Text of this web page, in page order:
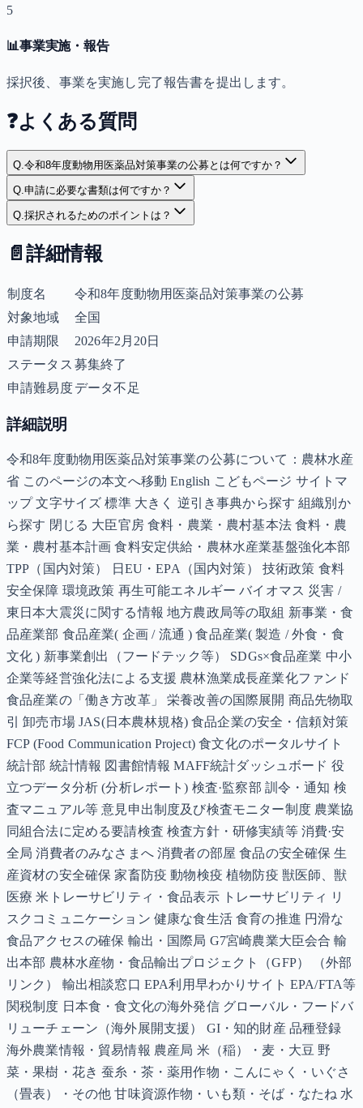
5
📊事業実施・報告
採択後、事業を実施し完了報告書を提出します。
❓よくある質問
Q.令和8年度動物用医薬品対策事業の公募とは何ですか？
Q.申請に必要な書類は何ですか？
Q.採択されるためのポイントは？
📄 詳細情報
制度名
令和8年度動物用医薬品対策事業の公募
対象地域
全国
申請期限
2026年2月20日
ステータス 募集終了
申請難易度データ不足
詳細説明
令和8年度動物用医薬品対策事業の公募について：農林水産
省 このページの本文へ移動 English こどもページ サイトマ
ップ 文字サイズ 標準 大きく 逆引き事典から探す 組織別か
ら探す 閉じる 大臣官房 食料・農業・農村基本法 食料・農
業・農村基本計画 食料安定供給・農林水産業基盤強化本部
TPP（国内対策） 日EU・EPA（国内対策） 技術政策 食料
安全保障 環境政策 再生可能エネルギー バイオマス 災害 /
東日本大震災に関する情報 地方農政局等の取組 新事業・食
品産業部 食品産業( 企画 / 流通 ) 食品産業( 製造 / 外食・食
文化 ) 新事業創出（フードテック等） SDGs×食品産業 中小
企業等経営強化法による支援 農林漁業成長産業化ファンド
食品産業の「働き方改革」 栄養改善の国際展開 商品先物取
引 卸売市場 JAS(日本農林規格) 食品企業の安全・信頼対策
FCP (Food Communication Project) 食文化のポータルサイト
統計部 統計情報 図書館情報 MAFF統計ダッシュボード 役
立つデータ分析 (分析レポート) 検査·監察部 訓令・通知 検
査マニュアル等 意見申出制度及び検査モニター制度 農業協
同組合法に定める要請検査 検査方針・研修実績等 消費·安
全局 消費者のみなさまへ 消費者の部屋 食品の安全確保 生
産資材の安全確保 家畜防疫 動物検疫 植物防疫 獣医師、獣
医療 米トレーサビリティ・食品表示 トレーサビリティ リ
スクコミュニケーション 健康な食生活 食育の推進 円滑な
食品アクセスの確保 輸出・国際局 G7宮崎農業大臣会合 輸
出本部 農林水産物・食品輸出プロジェクト（GFP） （外部
リンク） 輸出相談窓口 EPA利用早わかりサイト EPA/FTA等
関税制度 日本食・食文化の海外発信 グローバル・フードバ
リューチェーン（海外展開支援） GI・知的財産 品種登録
海外農業情報・貿易情報 農産局 米（稲）・麦・大豆 野
菜・果樹・花き 蚕糸・茶・薬用作物・こんにゃく・いぐさ
（畳表）・その他 甘味資源作物・いも類・そば・なたね 水